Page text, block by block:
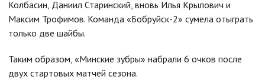
Колбасин, Даниил Старинский, вновь Илья Крылович и
Максим Трофимов. Команда «Бобруйск-2» сумела отыграть
только две шайбы.
Таким образом, «Минские зубры» набрали 6 очков после
двух стартовых матчей сезона.